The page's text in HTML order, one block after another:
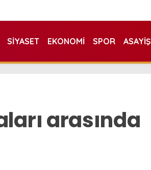
SIYASET EKONOMI SPOR ASAYIŞ
arasında